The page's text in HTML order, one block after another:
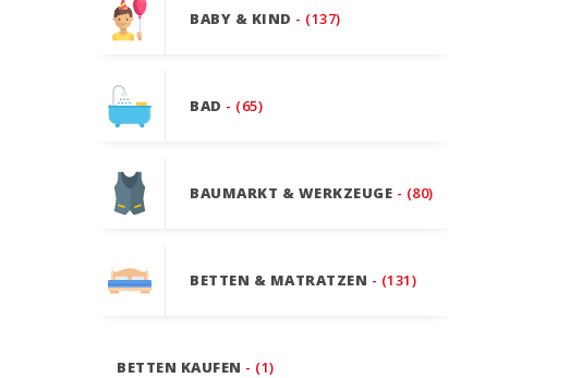
BABY & KIND - (137)
BAD - (65)
BAUMARKT & WERKZEUGE - (80)
BETTEN & MATRATZEN - (131)
BETTEN KAUFEN - (1)